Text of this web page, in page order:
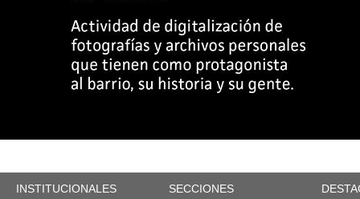
INSTITUCIONALES SECCIONES